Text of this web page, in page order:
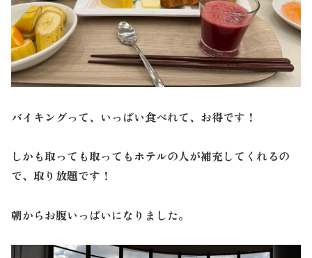
バイキングって、いっぱい食べれて、お得です！
しかも取っても取ってもホテルの人が補充してくれるの
で、取り放題です！
朝からお腹いっぱいになりました。